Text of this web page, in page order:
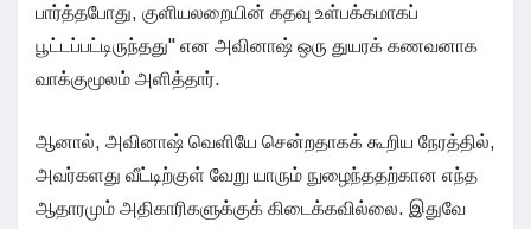
பார்த்தபோது, குளியலறையின் கதவு உள்பக்கமாகப்
பூட்டப்பட்டிருந்தது" என அவினாஷ் ஒரு துயரக் கணவனாக
வாக்குமூலம் அளித்தார்.
ஆனால், அவினாஷ் வெளியே சென்றதாகக் கூறிய நேரத்தில்,
அவர்களது வீட்டிற்குள் வேறு யாரும் நுழைந்ததற்கான எந்த
ஆதாரமும் அதிகாரிகளுக்குக் கிடைக்கவில்லை. இதுவே